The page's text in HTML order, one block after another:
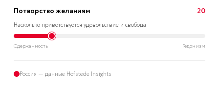
Потворство желаниям
Насколько приветствуется удовольствие и свобода
20
Сдержанность Гедонизм
Россия — данные Hofstede Insights